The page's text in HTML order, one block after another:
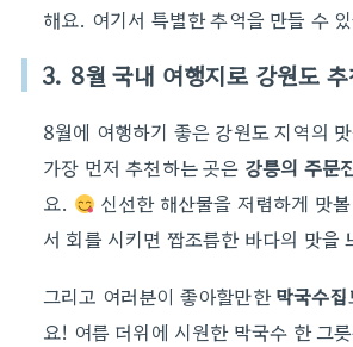
해요. 여기서 특별한 추억을 만들 수
3. 8월 국내 여행지로 강원도 추
8월에 여행하기 좋은 강원도 지역의
가장 먼저 추천하는 곳은 강릉의 주문
요.
신선한 해산물을 저렴하게 맛
서 회를 시키면 짭조름한 바다의 맛을
그리고 여러분이 좋아할만한막국수집
요! 여름 더위에 시원한 막국수 한 그